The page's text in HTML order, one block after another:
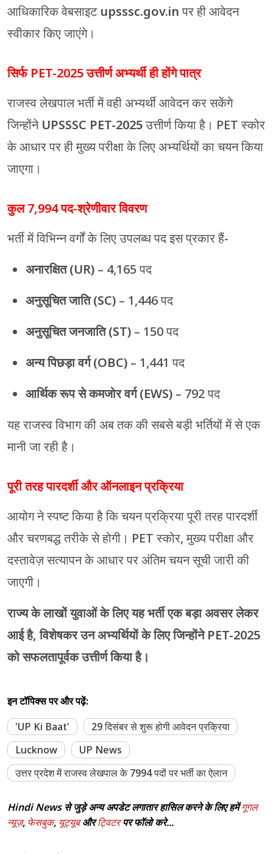
आधिकारिक वेबसाइट upsssc.gov.inपर ही आवेदन
स्वीकार किए जाएंगे।
सिर्फ PET-2025 उत्तीर्ण अभ्यर्थी ही होंगे पात्र
राजस्व लेखपाल भर्ती में वही अभ्यर्थी आवेदन कर सकेंगे
जिन्होंने UPSSSC PET-2025उत्तीर्ण किया है। PET स्कोर
के आधार पर ही मुख्य परीक्षा के लिए अभ्यर्थियों का चयन किया
जाएगा।
कुल 7,994 पद-श्रेणीवार विवरण
भर्ती में विभिन्न वर्गों के लिए उपलब्ध पद इस प्रकार हैं-
अनारक्षित (UR) – 4,165 पद
अनुसूचित जाति (SC) – 1,446 पद
अनुसूचित जनजाति (ST) – 150 पद
अन्य पिछड़ा वर्ग (OBC) – 1,441 पद
आर्थिक रूप से कमजोर वर्ग (EWS) – 792 पद
यह राजस्व विभाग की अब तक की सबसे बड़ी भर्तियों में से एक
मानी जा रही है।
पूरी तरह पारदर्शी और ऑनलाइन प्रक्रिया
आयोग ने स्पष्ट किया है कि चयन प्रक्रिया पूरी तरह पारदर्शी
और चरणबद्ध तरीके से होगी। PET स्कोर, मुख्य परीक्षा और
दस्तावेज़ सत्यापन के आधार पर अंतिम चयन सूची जारी की
जाएगी।
राज्य के लाखों युवाओं के लिए यह भर्ती एक बड़ा अवसर लेकर
आई है, विशेषकर उन अभ्यर्थियों के लिए जिन्होंने PET-2025
को सफलतापूर्वक उत्तीर्ण किया है।
इन टॉपिक्स पर और पढ़ें:
'UP Ki Baat'
29 दिसंबर से शुरू होगी आवेदन प्रक्रिया
Lucknow
UP News
उत्तर प्रदेश में राजस्व लेखपाल के 7994 पदों पर भर्ती का ऐलान
Hindi News से जुड़े अन्य अपडेट लगातार हासिल करने के लिए हमेंगूगल
न्यूज़, फेसबुक, यूट्यूबऔरट्विटरपर फॉलो करे...